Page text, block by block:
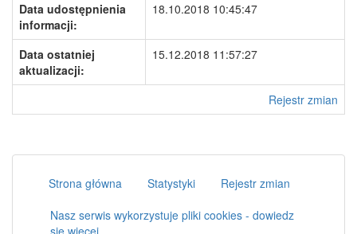
Data udostępnienia
informacji:
18.10.2018 10:45:47
Data ostatniej
aktualizacji:
15.12.2018 11:57:27
Rejestr zmian
Strona główna Statystyki
Rejestr zmian
Nasz serwis wykorzystuje pliki cookies - dowiedz
się więcej